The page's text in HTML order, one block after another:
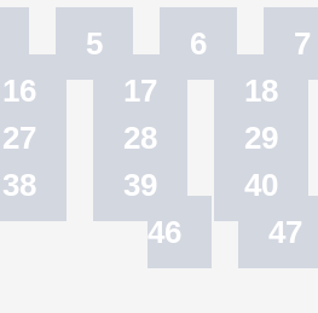
5 6 7
16 17 18
27 28 29
38 39 40
46
47